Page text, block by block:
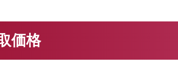
価格